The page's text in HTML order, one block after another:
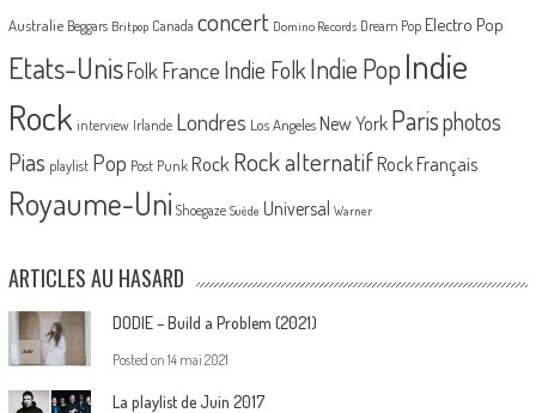
Australie Beggars Britpop Canada concert Domino Records Dream Pop Electro Pop
Etats-UnisFolk France Indie FolkIndie PopIndie
Rock interview Irlande Londres Los Angeles New York Parisphotos
Pias playlist Pop Post Punk Rock Rock alternatif Rock Français
Royaume-Uni Shoegaze Suède Universal Warner
ARTICLES AU HASARD
DODIE – Build a Problem (2021)
Posted on 14 mai 2021
La playlist de Juin 2017